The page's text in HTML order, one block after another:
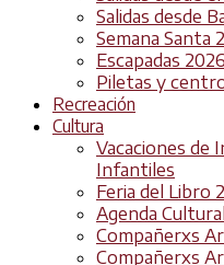
Salidas desde
Semana Santa
Escapadas 2026
Piletas y
Recreación
Cultura
Vacaciones de
Infantiles
Feria del Libro
Agenda Cultural
Compañerxs
Compañerxs